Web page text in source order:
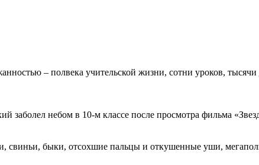
– полвека учительской жизни, сотни уроков, тысячи
заболел небом в 10-м классе после просмотра фильма
свиньи, быки, отсохшие пальцы и откушенные уши,